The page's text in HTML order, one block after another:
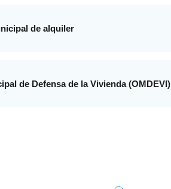
de alquiler
de Defensa de la Vivienda (OMDEVI)